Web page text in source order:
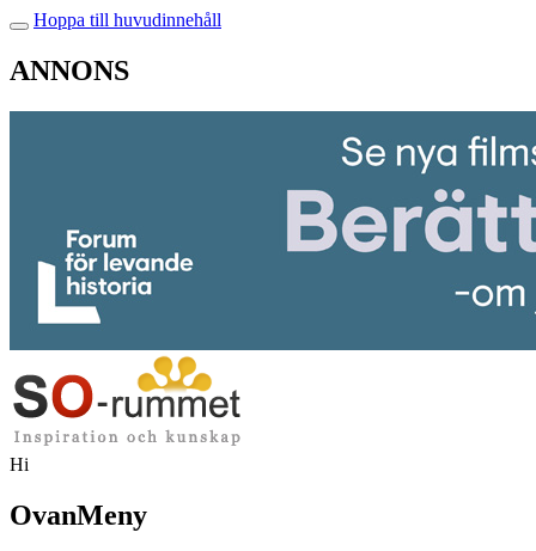
Hoppa till huvudinnehåll
ANNONS
Hi
OvanMeny